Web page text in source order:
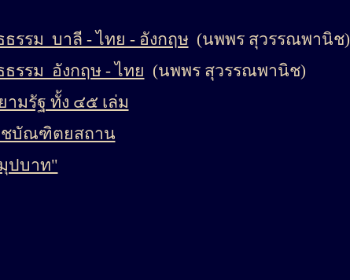
รรม บาลี - ไทย - อังกฤษ (นพพร สุวรรณพานิช)
รรม อังกฤษ - ไทย (นพพร สุวรรณพานิช)
มรัฐ ทั้ง ๔๕ เล่ม
ชบัณฑิตยสถาน
ปบาท"